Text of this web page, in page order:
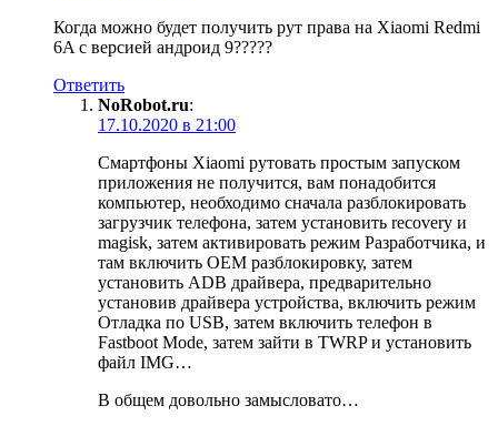
Когда можно будет получить рут права на Xiaomi Redmi
6A с версией андроид 9?????
Ответить
NoRobot.ru:
17.10.2020 в 21:00
Смартфоны Xiaomi рутовать простым запуском
приложения не получится, вам понадобится
компьютер, необходимо сначала разблокировать
загрузчик телефона, затем установить recovery и
magisk, затем активировать режим Разработчика, и
там включить OEM разблокировку, затем
установить ADB драйвера, предварительно
установив драйвера устройства, включить режим
Отладка по USB, затем включить телефон в
Fastboot Mode, затем зайти в TWRP и установить
файл IMG…
В общем довольно замысловато…